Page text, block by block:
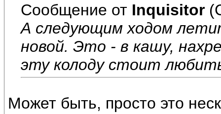
Сообщение от Inquisitor
А следующим ходом
новой. Это - в кашу,
эту колоду стоит
Может быть, просто это